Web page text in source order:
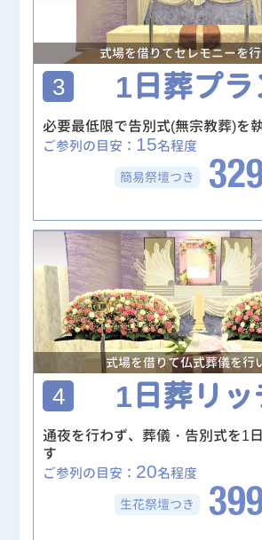
式場を借りてセレモニーを
3 1日葬プラ
必要最低限で告別式(無宗教葬)を
ご参列の目安： 15名程度
簡易祭壇つき
式場を借りて仏式葬儀を行
4 1日葬リッ
通夜を行わず、葬儀・告別式を1
す
ご参列の目安： 20名程度
生花祭壇つき